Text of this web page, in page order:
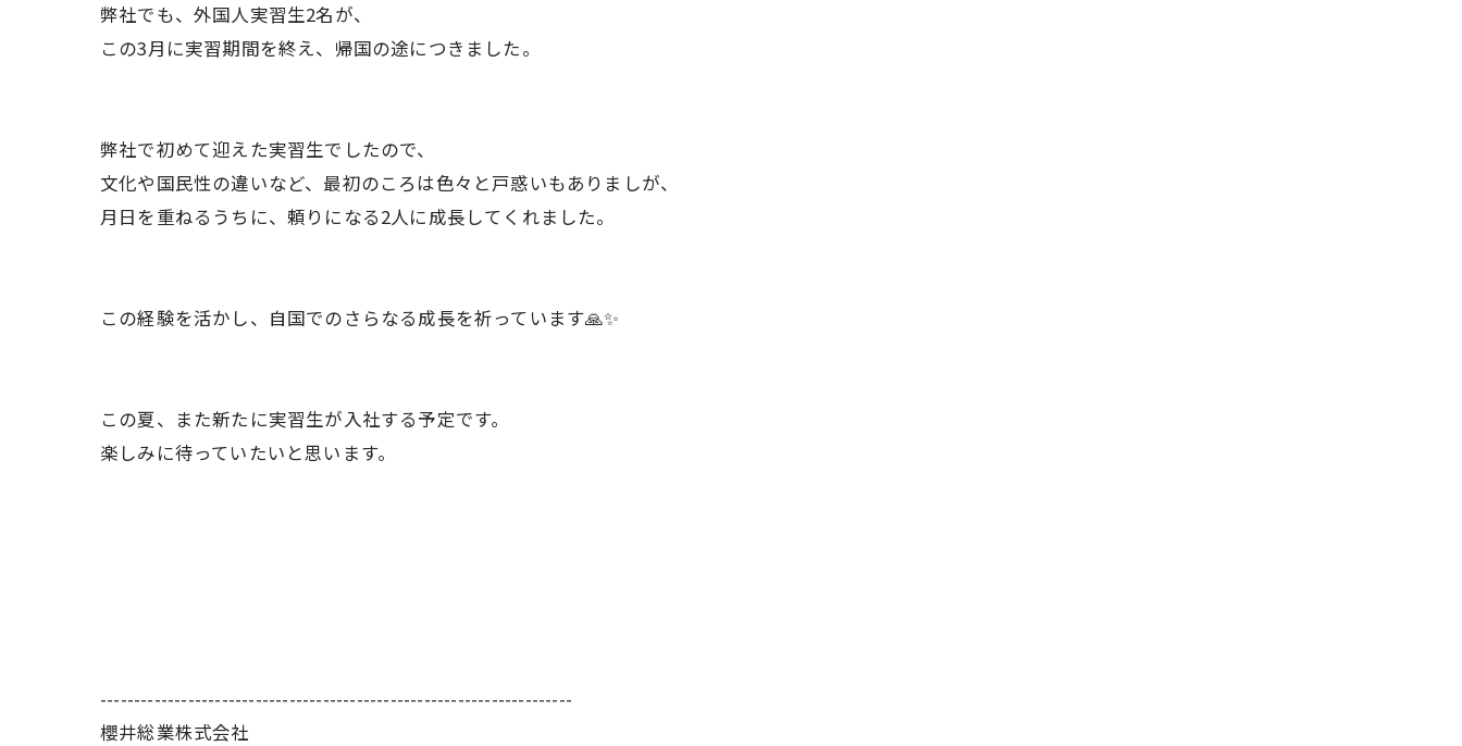
弊社でも、外国人実習生2名が、
この3月に実習期間を終え、帰国の途につきました。
弊社で初めて迎えた実習生でしたので、
文化や国民性の違いなど、最初のころは色々と戸惑いもありましが、
月日を重ねるうちに、頼りになる2人に成長してくれました。
この経験を活かし、自国でのさらなる成長を祈っています🙏✨
この夏、また新たに実習生が入社する予定です。
楽しみに待っていたいと思います。
----------------------------------------------------------------------
櫻井総業株式会社